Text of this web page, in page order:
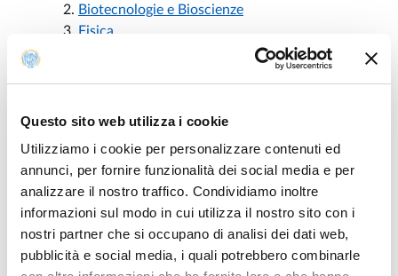
Questo sito web utilizza i cookie
Utilizziamo i cookie per personalizzare contenuti ed
annunci, per fornire funzionalità dei social media e per
analizzare il nostro traffico. Condividiamo inoltre
informazioni sul modo in cui utilizza il nostro sito con i
nostri partner che si occupano di analisi dei dati web,
pubblicità e social media, i quali potrebbero combinarle
Biotecnologie e Bioscienze
Fisica
Ingegneria Civile e Architettura- modificato con
1001 del 02/07/2026 e D.R. 1048 del
Medicina Molecolare
1001 del 02/07/2026